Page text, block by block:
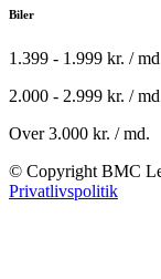
Biler
1.399 - 1.999 kr. /
2.000 - 2.999 kr. /
Over 3.000 kr. / md.
© Copyright BMC
Privatlivspolitik